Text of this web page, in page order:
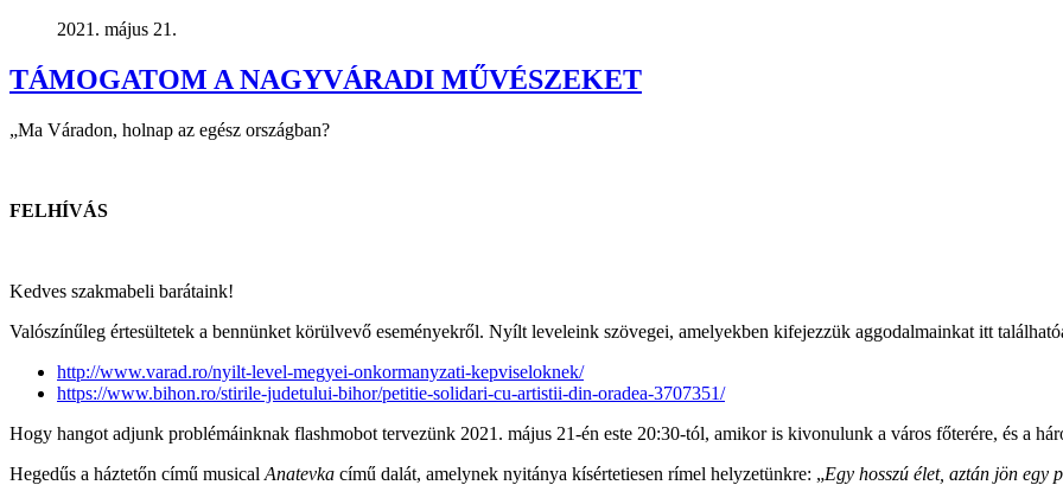
2021. május 21.
TÁMOGATOM A NAGYVÁRADI MŰVÉSZEKET
„Ma Váradon, holnap az egész országban?
FELHÍVÁS
Kedves szakmabeli barátaink!
Valószínűleg értesültetek a bennünket körülvevő eseményekről. Nyílt leveleink szövegei, amelyekben kifejezzük aggodalmainkat itt
http://www.varad.ro/nyilt-level-megyei-onkormanyzati-kepviseloknek/
https://www.bihon.ro/stirile-judetului-bihor/petitie-solidari-cu-artistii-din-oradea-3707351/
Hogy hangot adjunk problémáinknak flashmobot tervezünk 2021. május 21-én este 20:30-tól, amikor is kivonulunk a város főterére, és a
Hegedűs a háztetőn című musical Anatevka című dalát, amelynek nyitánya kísértetiesen rímel helyzetünkre: „Egy hosszú élet, aztán jön egy